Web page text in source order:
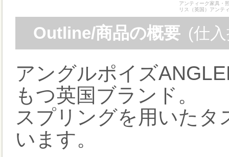
アンティーク家具・
リス（英国）アンテ
Outline/商品の概要 (仕
アングルポイズ
もつ英国ブランド。
スプリングを用いた
います。